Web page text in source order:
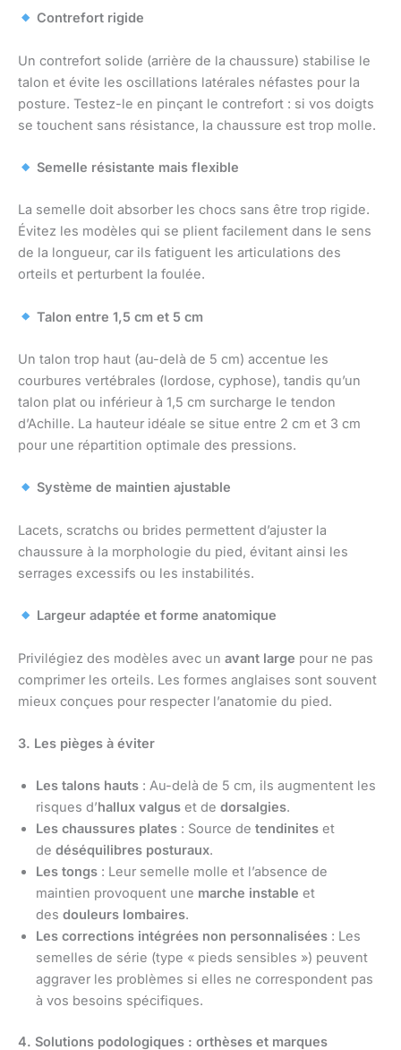
Contrefort rigide
Un contrefort solide (arrière de la chaussure) stabilise le
talon et évite les oscillations latérales néfastes pour la
posture. Testez-le en pinçant le contrefort : si vos doigts
se touchent sans résistance, la chaussure est trop molle.
Semelle résistante mais flexible
La semelle doit absorber les chocs sans être trop rigide.
Évitez les modèles qui se plient facilement dans le sens
de la longueur, car ils fatiguent les articulations des
orteils et perturbent la foulée.
Talon entre 1,5 cm et 5 cm
Un talon trop haut (au-delà de 5 cm) accentue les
courbures vertébrales (lordose, cyphose), tandis qu’un
talon plat ou inférieur à 1,5 cm surcharge le tendon
d’Achille. La hauteur idéale se situe entre 2 cm et 3 cm
pour une répartition optimale des pressions.
Système de maintien ajustable
Lacets, scratchs ou brides permettent d’ajuster la
chaussure à la morphologie du pied, évitant ainsi les
serrages excessifs ou les instabilités.
Largeur adaptée et forme anatomique
Privilégiez des modèles avec un avant large pour ne pas
comprimer les orteils. Les formes anglaises sont souvent
mieux conçues pour respecter l’anatomie du pied.
3. Les pièges à éviter
Les talons hauts : Au-delà de 5 cm, ils augmentent les
risques d’hallux valgus et de dorsalgies.
Les chaussures plates : Source de tendinites et
de déséquilibres posturaux.
Les tongs : Leur semelle molle et l’absence de
maintien provoquent une marche instable et
des douleurs lombaires.
Les corrections intégrées non personnalisées : Les
semelles de série (type « pieds sensibles ») peuvent
aggraver les problèmes si elles ne correspondent pas
à vos besoins spécifiques.
4. Solutions podologiques : orthèses et marques